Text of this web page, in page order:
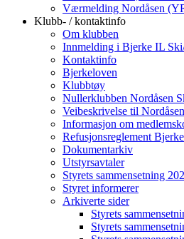
Værmelding Nordåsen
Klubb- / kontaktinfo
Om klubben
Innmelding i Bjerke IL
Kontaktinfo
Bjerkeloven
Klubbtøy
Nullerklubben Nordåsen
Veibeskrivelse til
Informasjon om
Refusjonsreglement
Dokumentarkiv
Utstyrsavtaler
Styrets sammensetning
Styret informerer
Arkiverte sider
Styrets
Styrets